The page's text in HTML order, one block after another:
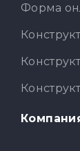
Форма